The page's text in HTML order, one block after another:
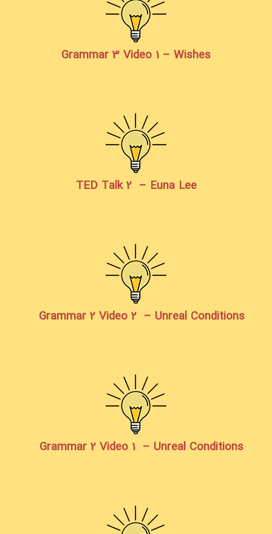
Grammar 3 Video 1 – Wishes
TED Talk 2 – Euna Lee
Grammar 2 Video 2 – Unreal Conditions